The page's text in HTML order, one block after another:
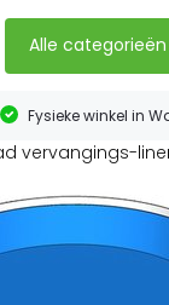
Alle categorieën
Fysieke winkel in
vervangings-